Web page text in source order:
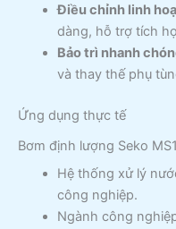
Điều chỉnh linh
dàng, hỗ trợ tích
Bảo trì nhanh
và thay thế phụ
Ứng dụng thực tế
Bơm định lượng Seko
Hệ thống xử lý
công nghiệp.
Ngành công